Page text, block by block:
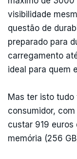
visibilidade
questão de
preparado para
carregamento
ideal para quem
Mas ter isto
consumidor,
custar 919
memória (256